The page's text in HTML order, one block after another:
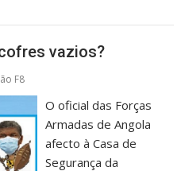
vazios?
F8
O oficial das Forças
Armadas de Angola
afecto à Casa de
Segurança da